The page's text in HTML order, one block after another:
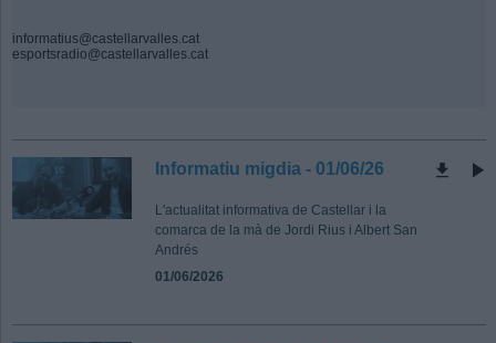
informatius@castellarvalles.cat
esportsradio@castellarvalles.cat
Informatiu migdia - 01/06/26
L'actualitat informativa de Castellar i la
comarca de la mà de Jordi Rius i Albert San
Andrés
01/06/2026